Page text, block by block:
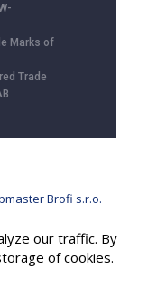
Marks of
Trade
Brofi s.r.o.
our traffic. By
of cookies.